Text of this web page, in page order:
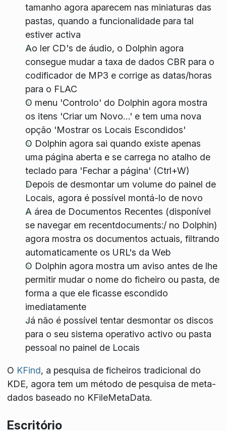
tamanho agora aparecem nas miniaturas das
pastas, quando a funcionalidade para tal
estiver activa
Ao ler CD's de áudio, o Dolphin agora
consegue mudar a taxa de dados CBR para o
codificador de MP3 e corrige as datas/horas
para o FLAC
O menu 'Controlo' do Dolphin agora mostra
os itens 'Criar um Novo…' e tem uma nova
opção 'Mostrar os Locais Escondidos'
O Dolphin agora sai quando existe apenas
uma página aberta e se carrega no atalho de
teclado para 'Fechar a página' (Ctrl+W)
Depois de desmontar um volume do painel de
Locais, agora é possível montá-lo de novo
A área de Documentos Recentes (disponível
se navegar em recentdocuments:/ no Dolphin)
agora mostra os documentos actuais, filtrando
automaticamente os URL's da Web
O Dolphin agora mostra um aviso antes de lhe
permitir mudar o nome do ficheiro ou pasta, de
forma a que ele ficasse escondido
imediatamente
Já não é possível tentar desmontar os discos
para o seu sistema operativo activo ou pasta
pessoal no painel de Locais
O KFind, a pesquisa de ficheiros tradicional do
KDE, agora tem um método de pesquisa de meta-
dados baseado no KFileMetaData.
Escritório